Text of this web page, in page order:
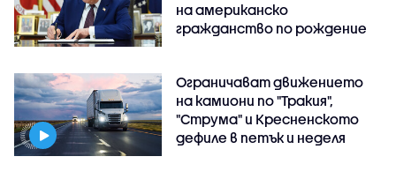
на американско
гражданство по рождение
Ограничават движението
на камиони по "Тракия",
"Струма" и Кресненското
дефиле в петък и неделя